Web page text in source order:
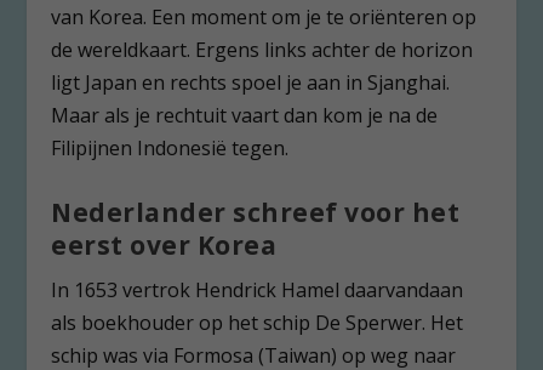
van Korea. Een moment om je te oriënteren op
de wereldkaart. Ergens links achter de horizon
ligt Japan en rechts spoel je aan in Sjanghai.
Maar als je rechtuit vaart dan kom je na de
Filipijnen Indonesië tegen.
Nederlander schreef voor het
eerst over Korea
In 1653 vertrok Hendrick Hamel daarvandaan
als boekhouder op het schip De Sperwer. Het
schip was via Formosa (Taiwan) op weg naar